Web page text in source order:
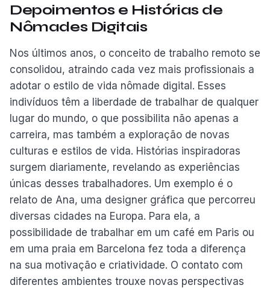
Depoimentos e Histórias de
Nômades Digitais
Nos últimos anos, o conceito de trabalho remoto se
consolidou, atraindo cada vez mais profissionais a
adotar o estilo de vida nômade digital. Esses
indivíduos têm a liberdade de trabalhar de qualquer
lugar do mundo, o que possibilita não apenas a
carreira, mas também a exploração de novas
culturas e estilos de vida. Histórias inspiradoras
surgem diariamente, revelando as experiências
únicas desses trabalhadores. Um exemplo é o
relato de Ana, uma designer gráfica que percorreu
diversas cidades na Europa. Para ela, a
possibilidade de trabalhar em um café em Paris ou
em uma praia em Barcelona fez toda a diferença
na sua motivação e criatividade. O contato com
diferentes ambientes trouxe novas perspectivas